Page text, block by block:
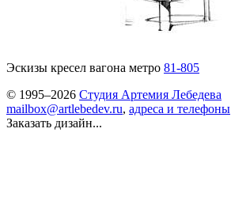
Эскизы кресел вагона метро 81-805
© 1995–2026 Студия Артемия Лебедева
mailbox@artlebedev.ru, адреса и телефоны
Заказать дизайн...